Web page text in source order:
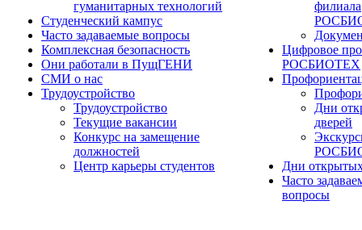
гуманитарных технологий
Студенческий кампус
Часто задаваемые вопросы
Комплексная безопасность
Они работали в ПущГЕНИ
СМИ о нас
Трудоустройство
Трудоустройство
Текущие вакансии
Конкурс на замещение
должностей
Центр карьеры студентов
филиала
Цифровое
РОСБИОТЕХ
Дни
дверей
Дни
Часто
вопросы